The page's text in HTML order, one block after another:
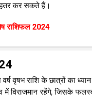
कर सकते हैं।
राशिफल 2024
वृषभ राशि के छात्रों का
विराजमान रहेंगे, जिसके